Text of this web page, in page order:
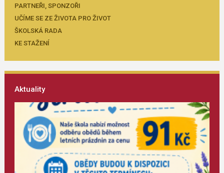
PARTNEŘI, SPONZOŘI
UČÍME SE ZE ŽIVOTA PRO ŽIVOT
ŠKOLSKÁ RADA
KE STAŽENÍ
Aktuality